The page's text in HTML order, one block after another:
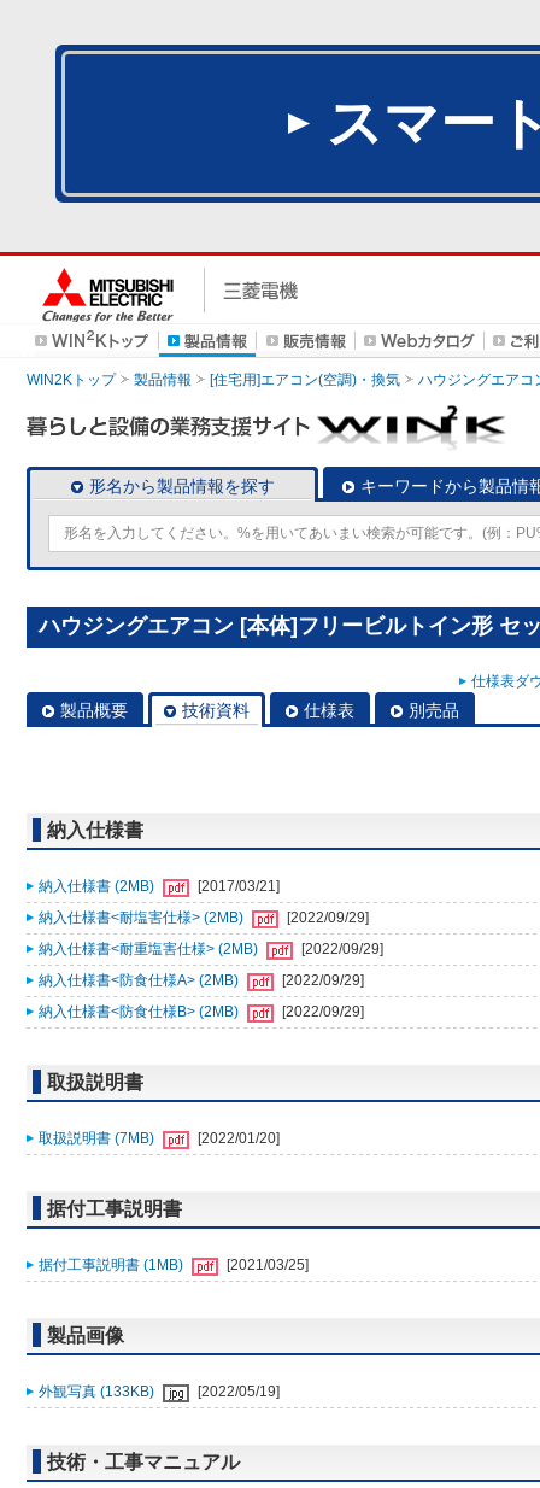
スマー
WIN2Kトップ 製品情報 [住宅用]エアコン(空調)・換気 ハウジングエアコ
形名から製品情報を探す キーワードから製品情
ハウジングエアコン [本体]フリービルトイン形 セ
仕様表ダ
製品概要 技術資料 仕様表 別売品
納入仕様書
納入仕様書 (2MB)
[2017/03/21]
納入仕様書<耐塩害仕様> (2MB)
[2022/09/29]
納入仕様書<耐重塩害仕様> (2MB)
[2022/09/29]
納入仕様書<防食仕様A> (2MB)
[2022/09/29]
納入仕様書<防食仕様B> (2MB)
[2022/09/29]
取扱説明書
取扱説明書 (7MB) [2022/01/20]
据付工事説明書
据付工事説明書 (1MB) [2021/03/25]
製品画像
外観写真 (133KB) [2022/05/19]
技術・工事マニュアル